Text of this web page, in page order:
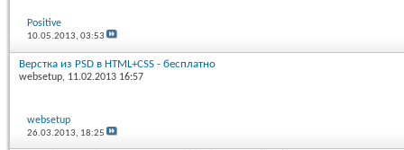
Positive
10.05.2013,03:53
Верстка из PSD в HTML+CSS - бесплатно
websetup, 11.02.2013 16:57
websetup
26.03.2013, 18:25